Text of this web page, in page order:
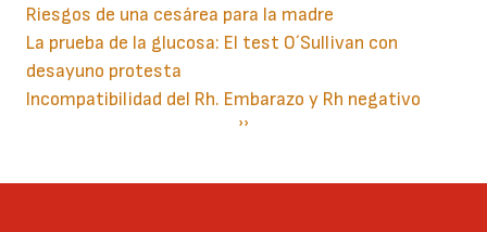
Riesgos de una cesárea para la madre
La prueba de la glucosa: El test O´Sullivan con
desayuno protesta
Incompatibilidad del Rh. Embarazo y Rh negativo
Siguiente
››